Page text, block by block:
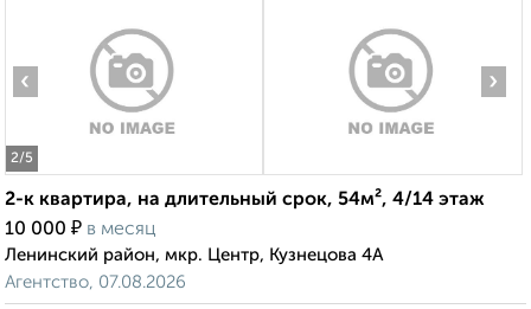
2/5
‹ ›
2-к квартира, на длительный срок, 54м², 4/14 этаж
10 000 ₽ в месяц
Ленинский район, мкр. Центр, Кузнецова 4А
Агентство, 07.08.2026